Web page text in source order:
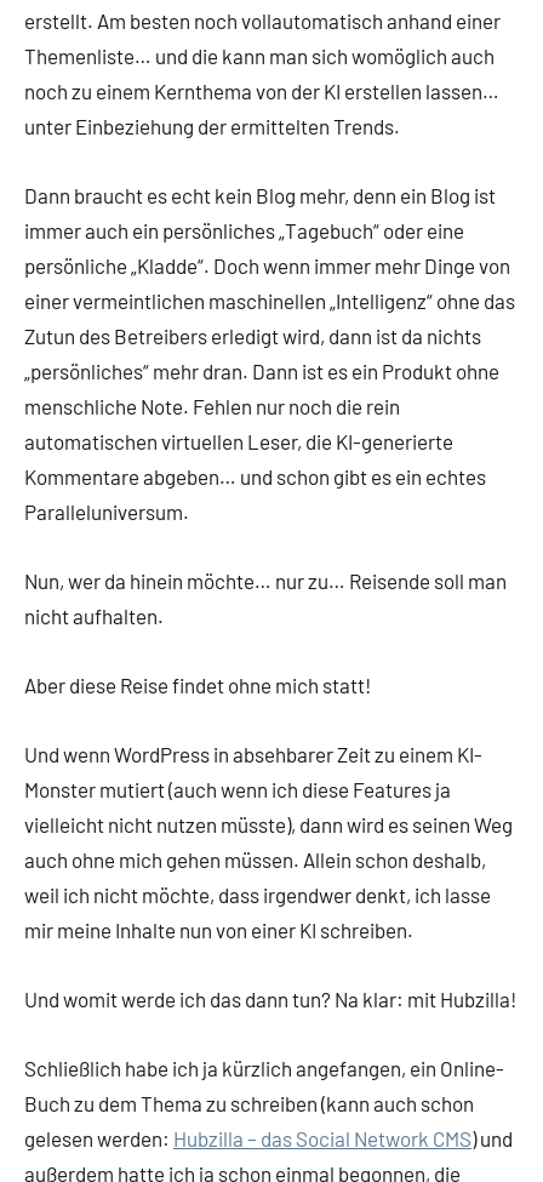
erstellt. Am besten noch vollautomatisch anhand einer
Themenliste… und die kann man sich womöglich auch
noch zu einem Kernthema von der KI erstellen lassen…
unter Einbeziehung der ermittelten Trends.
Dann braucht es echt kein Blog mehr, denn ein Blog ist
immer auch ein persönliches „Tagebuch“ oder eine
persönliche „Kladde“. Doch wenn immer mehr Dinge von
einer vermeintlichen maschinellen „Intelligenz“ ohne das
Zutun des Betreibers erledigt wird, dann ist da nichts
„persönliches“ mehr dran. Dann ist es ein Produkt ohne
menschliche Note. Fehlen nur noch die rein
automatischen virtuellen Leser, die KI-generierte
Kommentare abgeben… und schon gibt es ein echtes
Paralleluniversum.
Nun, wer da hinein möchte… nur zu… Reisende soll man
nicht aufhalten.
Aber diese Reise findet ohne mich statt!
Und wenn WordPress in absehbarer Zeit zu einem KI-
Monster mutiert (auch wenn ich diese Features ja
vielleicht nicht nutzen müsste), dann wird es seinen Weg
auch ohne mich gehen müssen. Allein schon deshalb,
weil ich nicht möchte, dass irgendwer denkt, ich lasse
mir meine Inhalte nun von einer KI schreiben.
Und womit werde ich das dann tun? Na klar: mit Hubzilla!
Schließlich habe ich ja kürzlich angefangen, ein Online-
Buch zu dem Thema zu schreiben (kann auch schon
gelesen werden: Hubzilla – das Social Network CMS) und
außerdem hatte ich ja schon einmal begonnen, die